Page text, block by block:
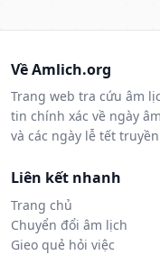
Về Amlich.org
Trang web tra cứu âm
tin chính xác về ngày
và các ngày lễ tết
Liên kết nhanh
Trang chủ
Chuyển đổi âm lịch
Gieo quẻ hỏi việc